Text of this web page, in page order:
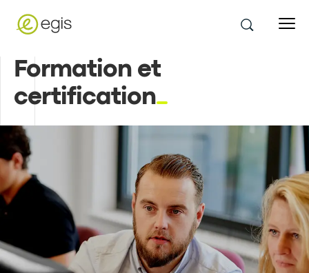
Formation et
certification